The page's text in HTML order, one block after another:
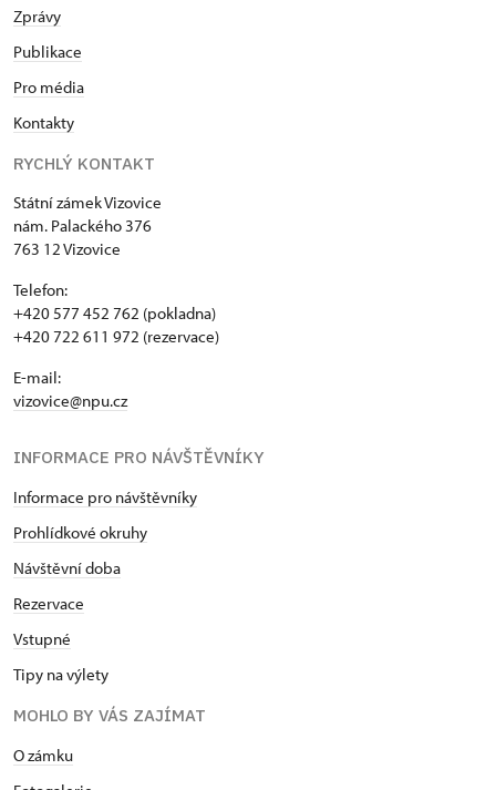
Zprávy
Publikace
Pro média
Kontakty
RYCHLÝ KONTAKT
Státní zámek Vizovice
nám. Palackého 376
763 12 Vizovice
Telefon:
+420 577 452 762 (pokladna)
+420 722 611 972 (rezervace)
E-mail:
vizovice@npu.cz
INFORMACE PRO NÁVŠTĚVNÍKY
Informace pro návštěvníky
Prohlídkové okruhy
Návštěvní doba
Rezervace
Vstupné
Tipy na výlety
MOHLO BY VÁS ZAJÍMAT
O zámku